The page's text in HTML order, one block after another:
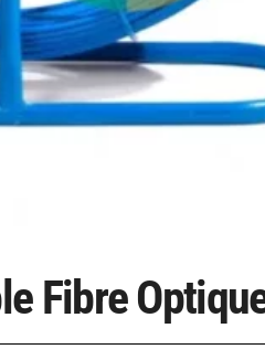
Fibre